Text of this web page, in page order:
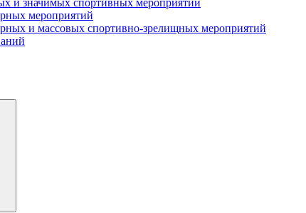
и значимых спортивных мероприятий
мероприятий
и массовых спортивно-зрелищных мероприятий